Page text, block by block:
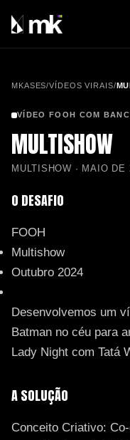
MKASES/VÍDEOS VIRAIS/
VÍDEO FOOH COM
MULTISHOW
MULTISHOW · MAIO DE
O DESAFIO
FOOH
Multishow
Outubro 2024
Desenvolvemos um
Batman no céu para
Lady Night com Tatá
A SOLUÇÃO
Conceito Criativo: